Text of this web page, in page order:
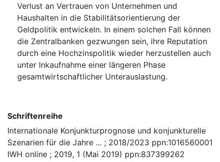
Verlust an Vertrauen von Unternehmen und
Haushalten in die Stabilitätsorientierung der
Geldpolitik entwickeln. In einem solchen Fall können
die Zentralbanken gezwungen sein, ihre Reputation
durch eine Hochzinspolitik wieder herzustellen auch
unter Inkaufnahme einer längeren Phase
gesamtwirtschaftlicher Unterauslastung.
Schriftenreihe
Internationale Konjunkturprognose und konjunkturelle
Szenarien für die Jahre ... ; 2018/2023 ppn:1016560001
IWH online ; 2019, 1 (Mai 2019) ppn:837399262